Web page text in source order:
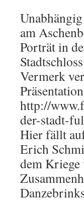
am
Porträt in
Vermerk
http://
der-stadt-
Hier fällt
Erich
dem Kriege